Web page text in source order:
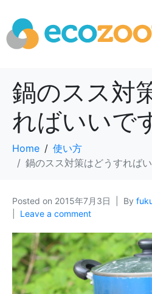
鍋のスス対
ればいいで
Home
使い方
鍋のスス対策はどうすれば
Posted on 2015年7月3日 By
Leave a comment